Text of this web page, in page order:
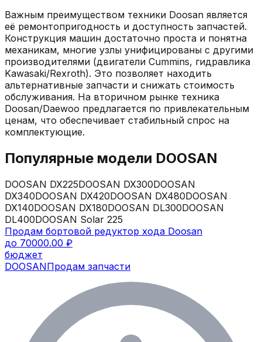
Важным преимуществом техники Doosan является
её ремонтопригодность и доступность запчастей.
Конструкция машин достаточно проста и понятна
механикам, многие узлы унифицированы с другими
производителями (двигатели Cummins, гидравлика
Kawasaki/Rexroth). Это позволяет находить
альтернативные запчасти и снижать стоимость
обслуживания. На вторичном рынке техника
Doosan/Daewoo предлагается по привлекательным
ценам, что обеспечивает стабильный спрос на
комплектующие.
Популярные модели DOOSAN
DOOSAN DX225DOOSAN DX300DOOSAN
DX340DOOSAN DX420DOOSAN DX480DOOSAN
DX140DOOSAN DX180DOOSAN DL300DOOSAN
DL400DOOSAN Solar 225
Продам бортовой редуктор хода Doosan
до 70000.00 ₽
бюджет
DOOSANПродам запчасти